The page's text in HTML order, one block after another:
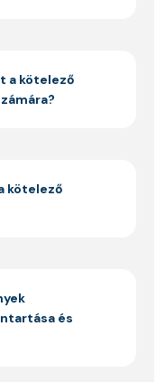
a kötelező
kötelező
és